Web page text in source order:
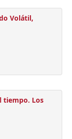
Volátil,
tiempo. Los